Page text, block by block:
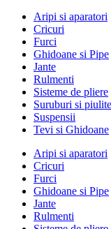
Aripi si aparatori
Cricuri
Furci
Ghidoane si Pipe
Jante
Rulmenti
Sisteme de pliere
Suruburi si piulite
Suspensii
Tevi si Ghidoane
Aripi si aparatori
Cricuri
Furci
Ghidoane si Pipe
Jante
Rulmenti